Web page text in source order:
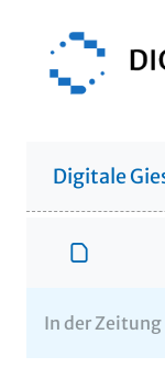
Digitale